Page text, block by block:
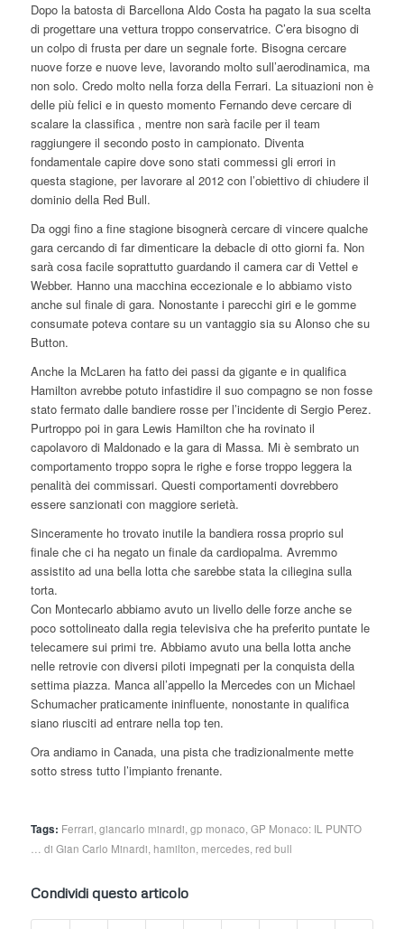
Dopo la batosta di Barcellona Aldo Costa ha pagato la sua scelta
di progettare una vettura troppo conservatrice. C’era bisogno di
un colpo di frusta per dare un segnale forte. Bisogna cercare
nuove forze e nuove leve, lavorando molto sull’aerodinamica, ma
non solo. Credo molto nella forza della Ferrari. La situazioni non è
delle più felici e in questo momento Fernando deve cercare di
scalare la classifica , mentre non sarà facile per il team
raggiungere il secondo posto in campionato. Diventa
fondamentale capire dove sono stati commessi gli errori in
questa stagione, per lavorare al 2012 con l’obiettivo di chiudere il
dominio della Red Bull.
Da oggi fino a fine stagione bisognerà cercare di vincere qualche
gara cercando di far dimenticare la debacle di otto giorni fa. Non
sarà cosa facile soprattutto guardando il camera car di Vettel e
Webber. Hanno una macchina eccezionale e lo abbiamo visto
anche sul finale di gara. Nonostante i parecchi giri e le gomme
consumate poteva contare su un vantaggio sia su Alonso che su
Button.
Anche la McLaren ha fatto dei passi da gigante e in qualifica
Hamilton avrebbe potuto infastidire il suo compagno se non fosse
stato fermato dalle bandiere rosse per l’incidente di Sergio Perez.
Purtroppo poi in gara Lewis Hamilton che ha rovinato il
capolavoro di Maldonado e la gara di Massa. Mi è sembrato un
comportamento troppo sopra le righe e forse troppo leggera la
penalità dei commissari. Questi comportamenti dovrebbero
essere sanzionati con maggiore serietà.
Sinceramente ho trovato inutile la bandiera rossa proprio sul
finale che ci ha negato un finale da cardiopalma. Avremmo
assistito ad una bella lotta che sarebbe stata la ciliegina sulla
torta.
Con Montecarlo abbiamo avuto un livello delle forze anche se
poco sottolineato dalla regia televisiva che ha preferito puntate le
telecamere sui primi tre. Abbiamo avuto una bella lotta anche
nelle retrovie con diversi piloti impegnati per la conquista della
settima piazza. Manca all’appello la Mercedes con un Michael
Schumacher praticamente ininfluente, nonostante in qualifica
siano riusciti ad entrare nella top ten.
Ora andiamo in Canada, una pista che tradizionalmente mette
sotto stress tutto l’impianto frenante.
Tags: Ferrari,giancarlo minardi,gp monaco,GP Monaco: IL PUNTO
… di Gian Carlo Minardi, hamilton, mercedes, red bull
Condividi questo articolo